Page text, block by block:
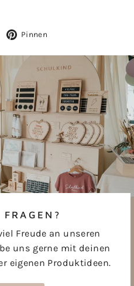
Auf
Pinnen
Freude an unseren
uns gerne mit deinen
eigenen Produktideen.